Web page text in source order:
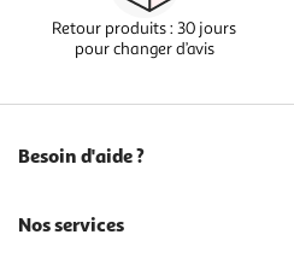
Retour produits : 30 jours
pour changer d’avis
Besoin d'aide ?
Nos services